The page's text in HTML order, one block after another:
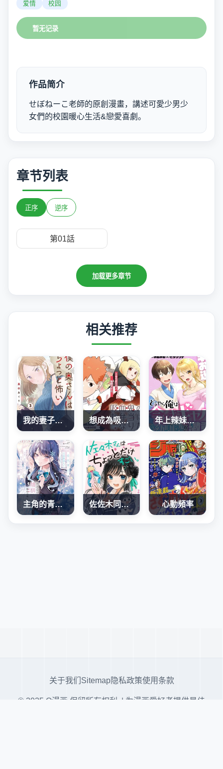
爱情 校园
暂无记录
作品简介
せぼねーこ老師的原創漫畫，講述可愛少男少
女們的校園暖心生活&戀愛喜劇。
章节列表
正序 逆序
第01話
加载更多章节
相关推荐
我的妻子有點可怕 想成為吸血鬼的便當 年上辣妹青梅的愛過於沉重
主角的青梅竹马，对我这个配角来势汹汹 佐佐木同學有點點厲害 心動頻率
关于我们 Sitemap隐私政策使用条款
© 2025 Q漫画 保留所有权利. | 为漫画爱好者提供最佳